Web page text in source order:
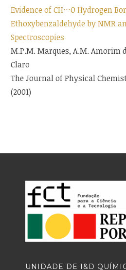
Evidence of CH···O Hydrogen
Ethoxybenzaldehyde by NMR
Spectroscopies
M.P.M. Marques, A.M. Amorim
Claro
The Journal of Physical
(2001)
UNIDADE DE I&D